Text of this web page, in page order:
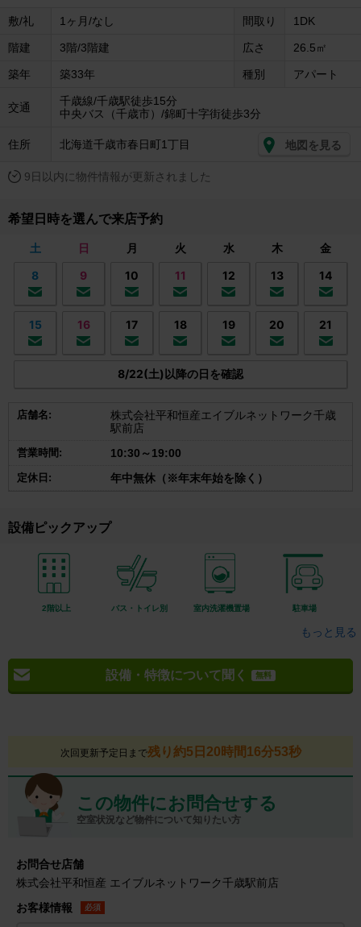
敷/礼 1ヶ月/なし 間取り 1DK
階建 3階/3階建 広さ 26.5㎡
築年 築33年 種別 アパート
交通
千歳線/千歳駅徒歩15分
中央バス（千歳市）/錦町十字街徒歩3分
住所 北海道千歳市春日町1丁目 地図を見る
9日以内に物件情報が更新されました
希望日時を選んで来店予約
土 日 月 火 水 木
金
8
9 10 11 12 13 14
15 16 17 18 19 20 21
8/22(土)以降の日を確認
店舗名:
株式会社平和恒産エイブルネットワーク千歳
駅前店
営業時間: 10:30～19:00
定休日: 年中無休（※年末年始を除く）
設備ピックアップ
2階以上 バス・トイレ別 室内洗濯機置場 駐車場
もっと見る
設備・特徴について聞く 無料
次回更新予定日まで残り約5日20時間16分52秒
この物件にお問合せする
空室状況など物件について知りたい方
お問合せ店舗
株式会社平和恒産 エイブルネットワーク千歳駅前店
お客様情報
必須